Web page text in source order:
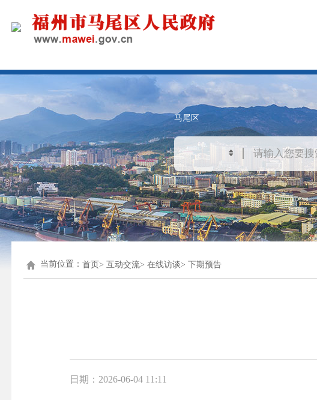
马尾区
当前位置：首页 互动交流 在线访谈 下期预告
日期：2026-06-04 11:11